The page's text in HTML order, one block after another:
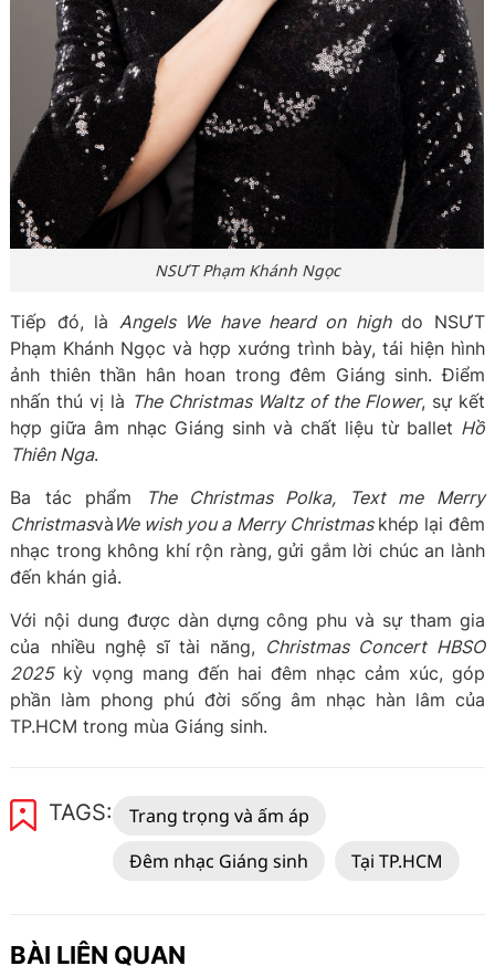
NSƯT Phạm Khánh Ngọc
Tiếp đó, là Angels We have heard on highdo NSƯT
Phạm Khánh Ngọc và hợp xướng trình bày, tái hiện hình
ảnh thiên thần hân hoan trong đêm Giáng sinh. Điểm
nhấn thú vị là The Christmas Waltz of the Flower, sự kết
hợp giữa âm nhạc Giáng sinh và chất liệu từ ballet Hồ
Thiên Nga.
Ba tác phẩm
The Christmas Polka, Text me Merry
Christmasvà We wish you a Merry Christmas khép lại đêm
nhạc trong không khí rộn ràng, gửi gắm lời chúc an lành
đến khán giả.
Với nội dung được dàn dựng công phu và sự tham gia
của nhiều nghệ sĩ tài năng, Christmas Concert HBSO
2025kỳ vọng mang đến hai đêm nhạc cảm xúc, góp
phần làm phong phú đời sống âm nhạc hàn lâm của
TP.HCM trong mùa Giáng sinh.
TAGS:
Trang trọng và ấm áp
Đêm nhạc Giáng sinh
Tại TP.HCM
BÀI LIÊN QUAN